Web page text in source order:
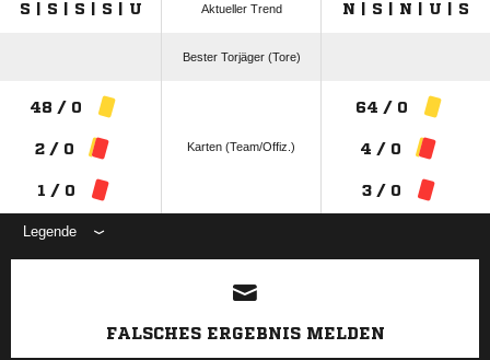
S | S | S | S | U Aktueller Trend N | S | N | U | S
Bester Torjäger (Tore)
48 / 0
2 / 0
1 / 0
Karten (Team/Offiz.)
64 / 0
4 / 0
3 / 0
Legende
ANZEIGE
FALSCHES ERGEBNIS MELDEN